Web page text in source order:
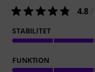
4.8
STABILITET
FUNKTION